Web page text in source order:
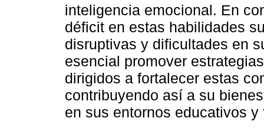
inteligencia emocional. En
déficit en estas habilidades
disruptivas y dificultades en
esencial promover
dirigidos a fortalecer estas
contribuyendo así a su
en sus entornos educativos y